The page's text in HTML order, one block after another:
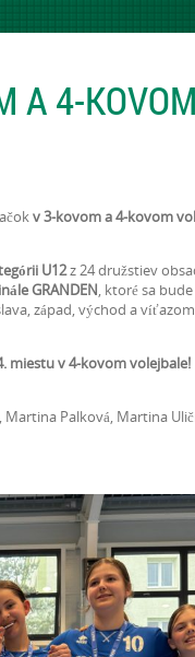
A 4-KOVOM
v 3-kovom a 4-kovom
U12z 24 družstiev
GRANDEN, ktoré sa
západ, východ a víťazom
miestu v 4-kovom volejbale!
Martina Palková, Martina